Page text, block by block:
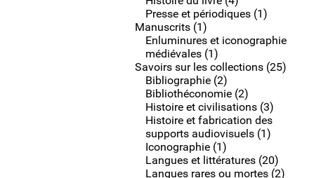
Presse et périodiques (1)
Manuscrits (1)
Enluminures et iconographie
médiévales (1)
Savoirs sur les collections (25)
Bibliographie (2)
Bibliothéconomie (2)
Histoire et civilisations (3)
Histoire et fabrication des
supports audiovisuels (1)
Iconographie (1)
Langues et littératures (20)
Langues rares ou mortes (2)